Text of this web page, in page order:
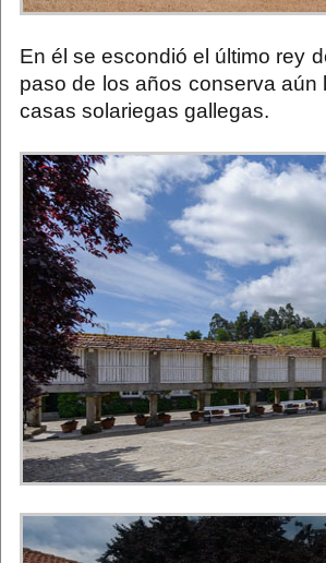
En él se escondió el último rey
paso de los años conserva
casas solariegas gallegas.